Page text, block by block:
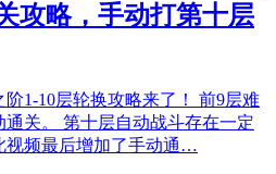
攻略，手动打第十层
阶1-10层轮换攻略来了！ 前9层难
关。 第十层自动战斗存在一定
视频最后增加了手动通…